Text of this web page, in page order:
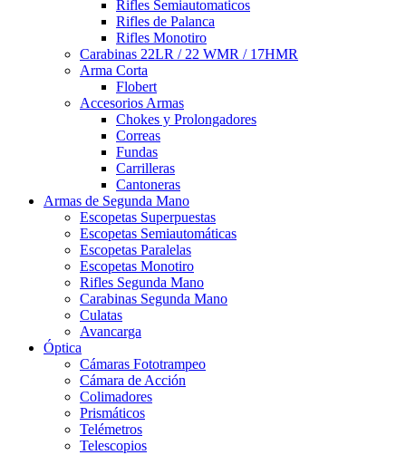
Rifles Semiautomaticos
Rifles de Palanca
Rifles Monotiro
Carabinas 22LR / 22 WMR / 17HMR
Arma Corta
Flobert
Accesorios Armas
Chokes y Prolongadores
Correas
Fundas
Carrilleras
Cantoneras
Armas de Segunda Mano
Escopetas Superpuestas
Escopetas Semiautomáticas
Escopetas Paralelas
Escopetas Monotiro
Rifles Segunda Mano
Carabinas Segunda Mano
Culatas
Avancarga
Óptica
Cámaras Fototrampeo
Cámara de Acción
Colimadores
Prismáticos
Telémetros
Telescopios